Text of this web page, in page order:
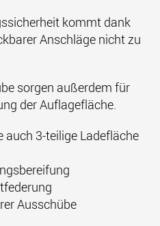
kommt dank
Anschläge nicht zu
sorgen außerdem für
der Auflagefläche.
auch 3-teilige Ladefläche
Ausschübe